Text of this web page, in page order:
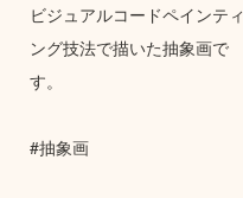
ビジュアルコードペインティ
ング技法で描いた抽象画で
す。
#抽象画